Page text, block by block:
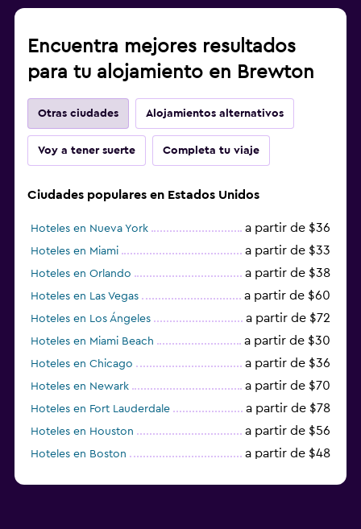
Encuentra mejores resultados
para tu alojamiento en Brewton
Otras ciudades Alojamientos alternativos
Voy a tener suerte Completa tu viaje
Ciudades populares en Estados Unidos
Hoteles en Nueva York a partir de $36
Hoteles en Miami a partir de $33
Hoteles en Orlando a partir de $38
Hoteles en Las Vegas a partir de $60
Hoteles en Los Ángeles a partir de $72
Hoteles en Miami Beach a partir de $30
Hoteles en Chicago a partir de $36
Hoteles en Newark a partir de $70
Hoteles en Fort Lauderdale a partir de $78
Hoteles en Houston a partir de $56
Hoteles en Boston a partir de $48